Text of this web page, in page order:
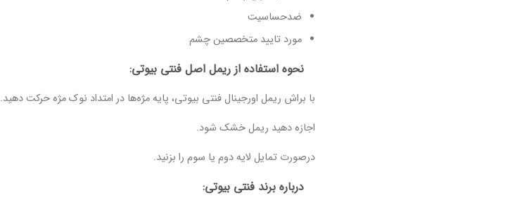
ضدحساسیت
مورد تایید متخصصین چشم
نحوه استفاده از ریمل اصل فنتی بیوتی:
با براش ریمل اورجینال فنتی بیوتی، پایه مژه‌ها در امتداد نوک مژه حرکت دهید.
اجازه دهید ریمل خشک شود.
درصورت تمایل لایه دوم یا سوم را بزنید.
درباره برند فنتی بیوتی: